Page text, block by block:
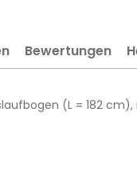
(L = 182
Bewertungen